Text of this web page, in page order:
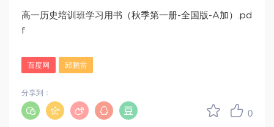
高一历史培训班学习用书（秋季第一册-全国版-A加）.pd
f
百度网 邱鹏雷
0
分享到：